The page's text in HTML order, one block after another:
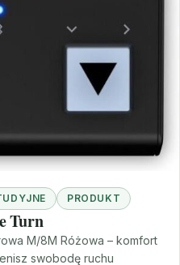
PRODUKT
Turn
M/8M Różowa – komfort
swobodę ruchu